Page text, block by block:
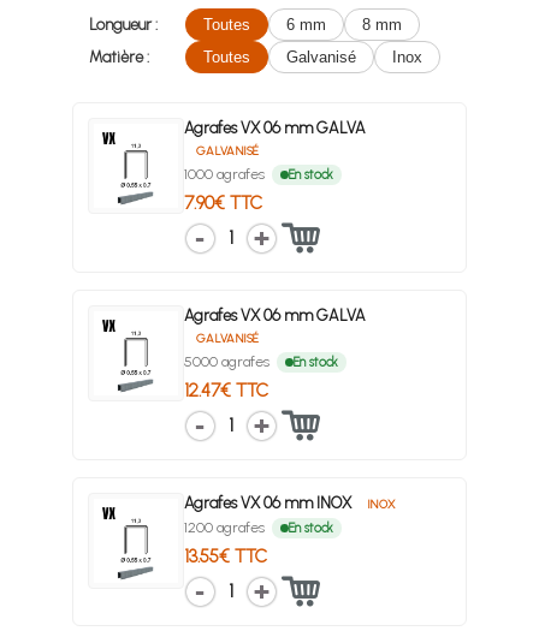
Longueur : Toutes 6 mm
8 mm
Matière :
Toutes Galvanisé Inox
Agrafes VX 06 mm GALVA
GALVANISÉ
1000 agrafes En stock
7.90€ TTC
1
Agrafes VX 06 mm GALVA
GALVANISÉ
5000 agrafes En stock
12.47€ TTC
1
Agrafes VX 06 mm INOX INOX
1200 agrafes En stock
13.55€ TTC
1